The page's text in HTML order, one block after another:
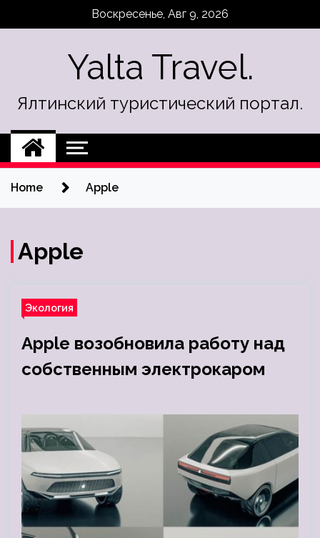
Воскресенье, Авг 9, 2026
Yalta Travel.
Ялтинский туристический портал.
Home Apple
Apple
Экология
Apple возобновила работу над
собственным электрокаром